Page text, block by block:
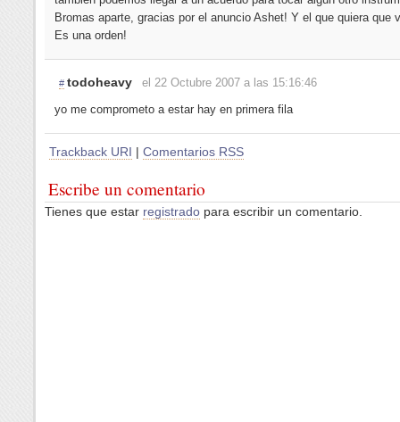
Bromas aparte, gracias por el anuncio Ashet! Y el que quiera que
Es una orden!
# todoheavy
el 22 Octubre 2007 a las 15:16:46
yo me comprometo a estar hay en primera fila
Trackback URI | Comentarios RSS
Escribe un comentario
Tienes que estar registrado para escribir un comentario.